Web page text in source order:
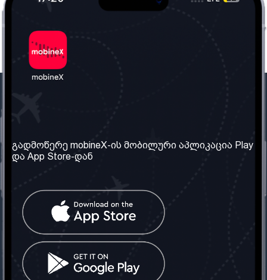
ჩვენ შესახებ
ჩვენი სერვისები
წესები და პირობები
კითხვები
კონტაქტი
საქართველო: თბილისი
ტელ: 032 2 04 00 50
სოციალური ქსელი
გადმოწერე mobineX-ის მობილური აპლიკაცია Play
და App Store-დან